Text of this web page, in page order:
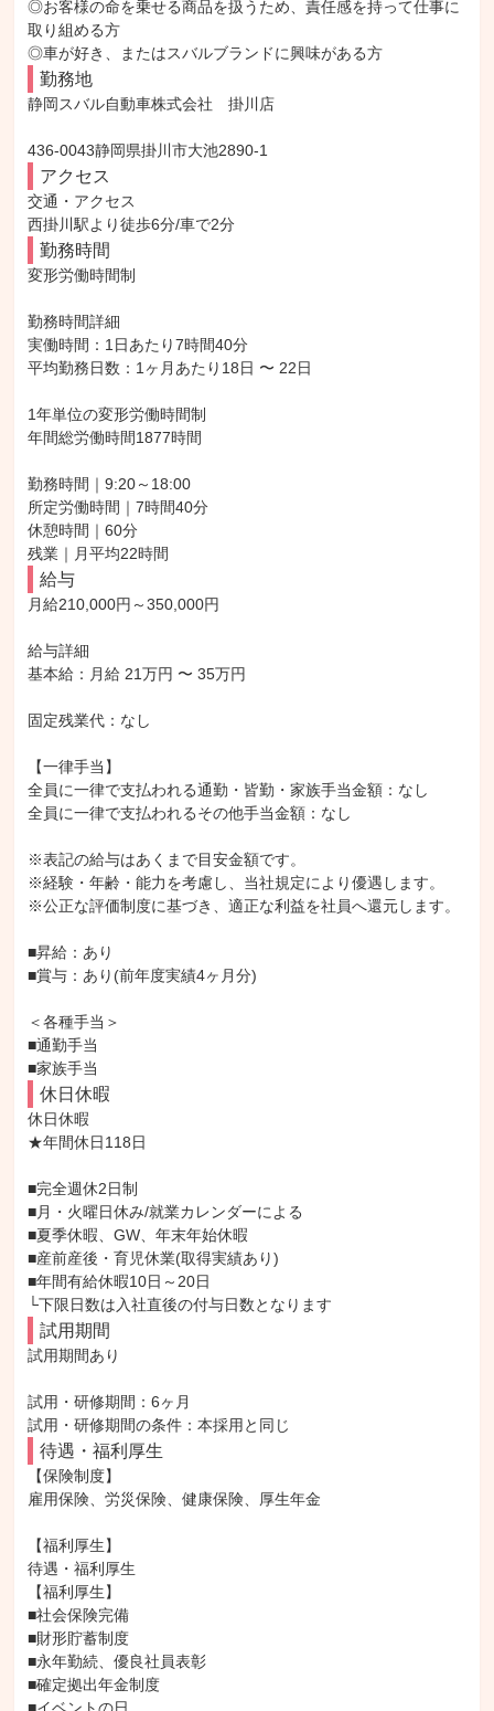
◎お客様の命を乗せる商品を扱うため、責任感を持って仕事に
取り組める方
◎車が好き、またはスバルブランドに興味がある方
勤務地
静岡スバル自動車株式会社　掛川店
436-0043静岡県掛川市大池2890-1
アクセス
交通・アクセス
西掛川駅より徒歩6分/車で2分
勤務時間
変形労働時間制
勤務時間詳細
実働時間：1日あたり7時間40分
平均勤務日数：1ヶ月あたり18日 〜 22日
1年単位の変形労働時間制
年間総労働時間1877時間
勤務時間｜9:20～18:00
所定労働時間｜7時間40分
休憩時間｜60分
残業｜月平均22時間
給与
月給210,000円～350,000円
給与詳細
基本給：月給 21万円 〜 35万円
固定残業代：なし
【一律手当】
全員に一律で支払われる通勤・皆勤・家族手当金額：なし
全員に一律で支払われるその他手当金額：なし
※表記の給与はあくまで目安金額です。
※経験・年齢・能力を考慮し、当社規定により優遇します。
※公正な評価制度に基づき、適正な利益を社員へ還元します。
■昇給：あり
■賞与：あり(前年度実績4ヶ月分)
＜各種手当＞
■通勤手当
■家族手当
休日休暇
休日休暇
★年間休日118日
■完全週休2日制
■月・火曜日休み/就業カレンダーによる
■夏季休暇、GW、年末年始休暇
■産前産後・育児休業(取得実績あり)
■年間有給休暇10日～20日
└下限日数は入社直後の付与日数となります
試用期間
試用期間あり
試用・研修期間：6ヶ月
待遇・福利厚生
【保険制度】
雇用保険、労災保険、健康保険、厚生年金
【福利厚生】
待遇・福利厚生
【福利厚生】
■社会保険完備
■財形貯蓄制度
■永年勤続、優良社員表彰
■確定拠出年金制度